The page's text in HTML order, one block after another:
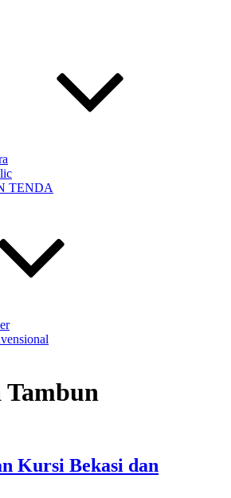
TENDA
Tambun
Kursi Bekasi dan